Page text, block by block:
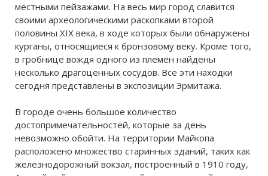
местными пейзажами. На весь мир город славится
своими археологическими раскопками второй
половины XIX века, в ходе которых были обнаружены
курганы, относящиеся к бронзовому веку. Кроме того,
в гробнице вождя одного из племен найдены
несколько драгоценных сосудов. Все эти находки
сегодня представлены в экспозиции Эрмитажа.
В городе очень большое количество
достопримечательностей, которые за день
невозможно обойти. На территории Майкопа
расположено множество старинных зданий, таких как
железнодорожный вокзал, построенный в 1910 году,